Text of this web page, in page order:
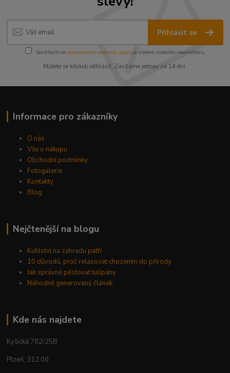
Přihlásit se
Souhlasím se zpracováním osobních údajůza účelem rozesílky newsletteru.
Můžete se kdykoli odhlásit. Zasíláme jednou za 14 dní.
Informace pro zákazníky
O nás
Vše o nákupu
Obchodní podmínky
Fotogalerie
Kontakty
Blog
Nejčtenější na blogu
Kutilství na zahradu patří
10 důvodů, proč relaxovat chozením do přírody
Jak správně pěstovat tulipány
Náhodně generovaný článek
Kde nás najdete
Kyšická 782/25B
Plzeň, 312 00